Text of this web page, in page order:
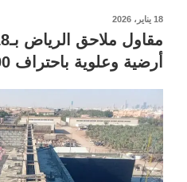
نُشر
18 يناير، 2026
أرضية وعلوية باحتراف 100% اتصل الان